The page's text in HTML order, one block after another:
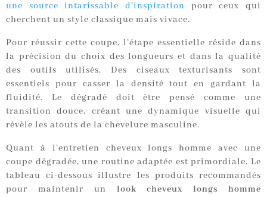
une source intarissable d’inspiration pour ceux qui
cherchent un style classique mais vivace.
Pour réussir cette coupe, l’étape essentielle réside dans
la précision du choix des longueurs et dans la qualité
des outils utilisés. Des ciseaux texturisants sont
essentiels pour casser la densité tout en gardant la
fluidité. Le dégradé doit être pensé comme une
transition douce, créant une dynamique visuelle qui
révèle les atouts de la chevelure masculine.
Quant à l’entretien cheveux longs homme avec une
coupe dégradée, une routine adaptée est primordiale. Le
tableau ci-dessous illustre les produits recommandés
pour maintenir un look cheveux longs homme